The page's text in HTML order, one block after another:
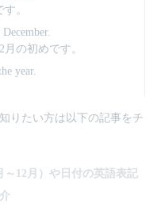
。
の初めです。
year.
りたい方は以下の記事をチ
12月）や日付の英語表記